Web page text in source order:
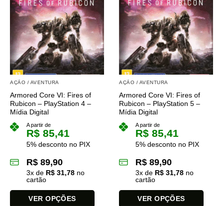
AÇÃO / AVENTURA
Armored Core VI: Fires of
Rubicon – PlayStation 4 –
Mídia Digital
A partir de
R$ 85,41
5% desconto no PIX
R$ 89,90
3x de R$ 31,78 no
cartão
VER OPÇÕES
AÇÃO / AVENTURA
Armored Core VI: Fires of
Rubicon – PlayStation 5 –
Mídia Digital
A partir de
R$ 85,41
5% desconto no PIX
R$ 89,90
3x de R$ 31,78 no
cartão
VER OPÇÕES